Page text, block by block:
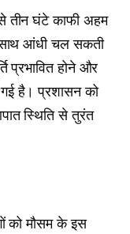
तीन घंटे काफी अहम
आंधी चल सकती
प्रभावित होने और
है। प्रशासन को
स्थिति से तुरंत
को मौसम के इस